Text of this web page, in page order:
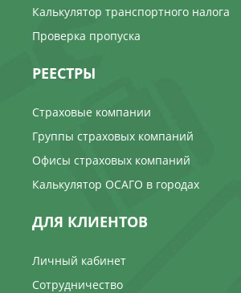
Калькулятор транспортного налога
Проверка пропуска
РЕЕСТРЫ
Страховые компании
Группы страховых компаний
Офисы страховых компаний
Калькулятор ОСАГО в городах
ДЛЯ КЛИЕНТОВ
Личный кабинет
Сотрудничество